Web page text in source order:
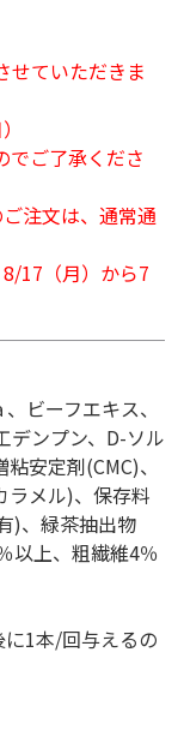
せていただきま
でご了承くださ
注文は、通常通
17（月）から7
ビーフエキス、
デンプン、D-ソル
安定剤(CMC)、
ラメル)、保存料
)、緑茶抽出物
以上、粗繊維4％
に1本/回与えるの